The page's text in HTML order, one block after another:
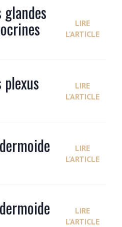
LIRE
L'ARTICLE
LIRE
L'ARTICLE
LIRE
L'ARTICLE
LIRE
L'ARTICLE